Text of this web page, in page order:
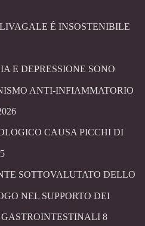
É INSOSTENIBILE
E DEPRESSIONE SONO
ANTI-INFIAMMATORIO
CAUSA PICCHI DI
SOTTOVALUTATO DELLO
NEL SUPPORTO DEI
8